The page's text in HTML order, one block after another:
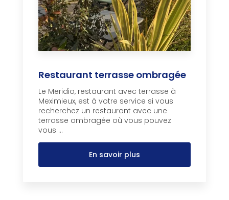
Restaurant terrasse ombragée
Le Meridio, restaurant avec terrasse à
Meximieux, est à votre service si vous
recherchez un restaurant avec une
terrasse ombragée où vous pouvez
vous ...
En savoir plus